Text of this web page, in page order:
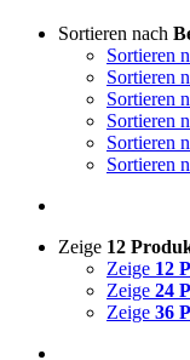
Sortieren nach
Sortieren
Sortieren
Sortieren
Sortieren
Sortieren
Sortieren
Zeige 12
Zeige 12
Zeige 24
Zeige 36